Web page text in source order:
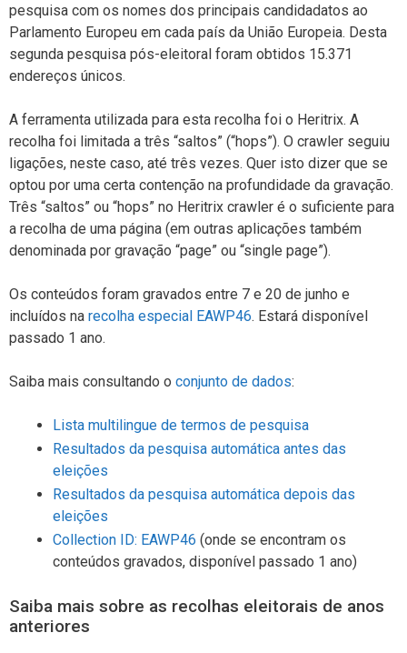
pesquisa com os nomes dos principais candidadatos ao
Parlamento Europeu em cada país da União Europeia. Desta
segunda pesquisa pós-eleitoral foram obtidos 15.371
endereços únicos.
A ferramenta utilizada para esta recolha foi o Heritrix. A
recolha foi limitada a três “saltos” (“hops”). O crawler seguiu
ligações, neste caso, até três vezes. Quer isto dizer que se
optou por uma certa contenção na profundidade da gravação.
Três “saltos” ou “hops” no Heritrix crawler é o suficiente para
a recolha de uma página (em outras aplicações também
denominada por gravação “page” ou “single page”).
Os conteúdos foram gravados entre 7 e 20 de junho e
incluídos na recolha especial EAWP46. Estará disponível
passado 1 ano.
Saiba mais consultando o conjunto de dados:
Lista multilingue de termos de pesquisa
Resultados da pesquisa automática antes das
eleições
Resultados da pesquisa automática depois das
eleições
Collection ID: EAWP46 (onde se encontram os
conteúdos gravados, disponível passado 1 ano)
Saiba mais sobre as recolhas eleitorais de anos
anteriores